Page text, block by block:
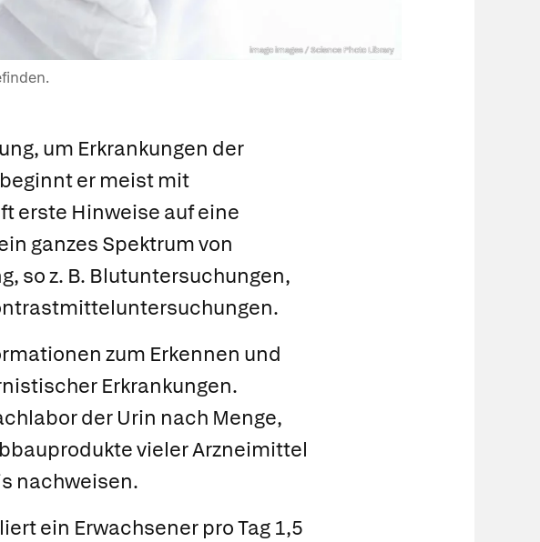
imago images / Science Photo Library
um Erkrankungen der
er meist mit
erste Hinweise auf eine
ganzes Spektrum von
so z. B. Blutuntersuchungen,
zum Erkennen und
Erkrankungen.
der Urin nach Menge,
vieler Arzneimittel
nachweisen.
ein Erwachsener pro Tag 1,5